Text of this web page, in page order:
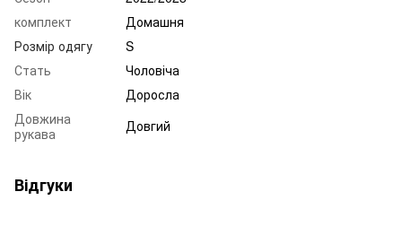
комплект
Домашня
Розмір одягу
S
Стать
Чоловіча
Вік
Доросла
Довжина
рукава
Довгий
Відгуки